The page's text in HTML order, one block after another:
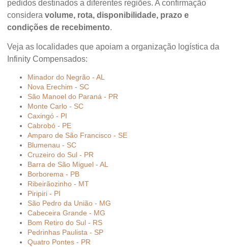
pedidos destinados a diferentes regiões. A confirmação
considera volume, rota, disponibilidade, prazo e
condições de recebimento.
Veja as localidades que apoiam a organização logística da
Infinity Compensados:
Minador do Negrão - AL
Nova Erechim - SC
São Manoel do Paraná - PR
Monte Carlo - SC
Caxingó - PI
Cabrobó - PE
Amparo de São Francisco - SE
Blumenau - SC
Cruzeiro do Sul - PR
Barra de São Miguel - AL
Borborema - PB
Ribeirãozinho - MT
Piripiri - PI
São Pedro da União - MG
Cabeceira Grande - MG
Bom Retiro do Sul - RS
Pedrinhas Paulista - SP
Quatro Pontes - PR